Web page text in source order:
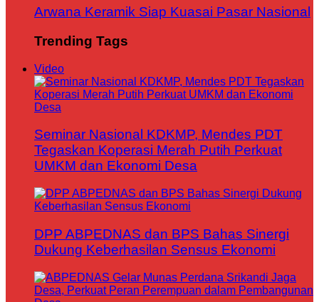
Arwana Keramik Siap Kuasai Pasar Nasional
Trending Tags
Video
Seminar Nasional KDKMP, Mendes PDT
Tegaskan Koperasi Merah Putih Perkuat
UMKM dan Ekonomi Desa
DPP ABPEDNAS dan BPS Bahas Sinergi
Dukung Keberhasilan Sensus Ekonomi